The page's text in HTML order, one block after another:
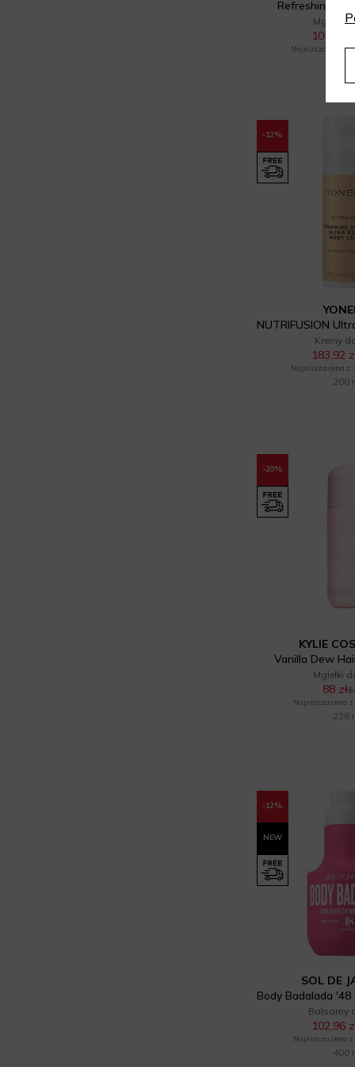
Refreshing Sun
Mgiełki
105,40 zł
Najniższa cena z
-12%
Kremy
183,92
Najniższa cena z
200
-20%
KYLIE
Vanilla Dew
Mgiełki
88 zł
Najniższa cena z
236
-12%
NEW
SOL DE
Balsamy
102,96
Najniższa cena z
400